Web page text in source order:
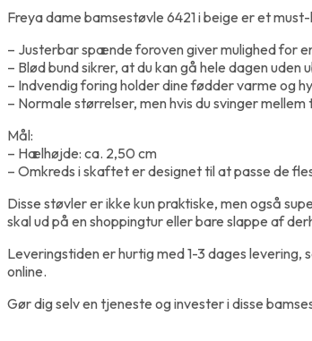
Freya dame bamsestøvle 6421 i beige er et
– Justerbar spænde foroven giver mulighed for
– Blød bund sikrer, at du kan gå hele dagen uden
– Indvendig foring holder dine fødder varme og
– Normale størrelser, men hvis du svinger
Mål:
– Hælhøjde: ca. 2,50 cm
– Omkreds i skaftet er designet til at passe de
Disse støvler er ikke kun praktiske, men også
skal ud på en shoppingtur eller bare slappe af
Leveringstiden er hurtig med 1-3 dages
online.
Gør dig selv en tjeneste og invester i disse